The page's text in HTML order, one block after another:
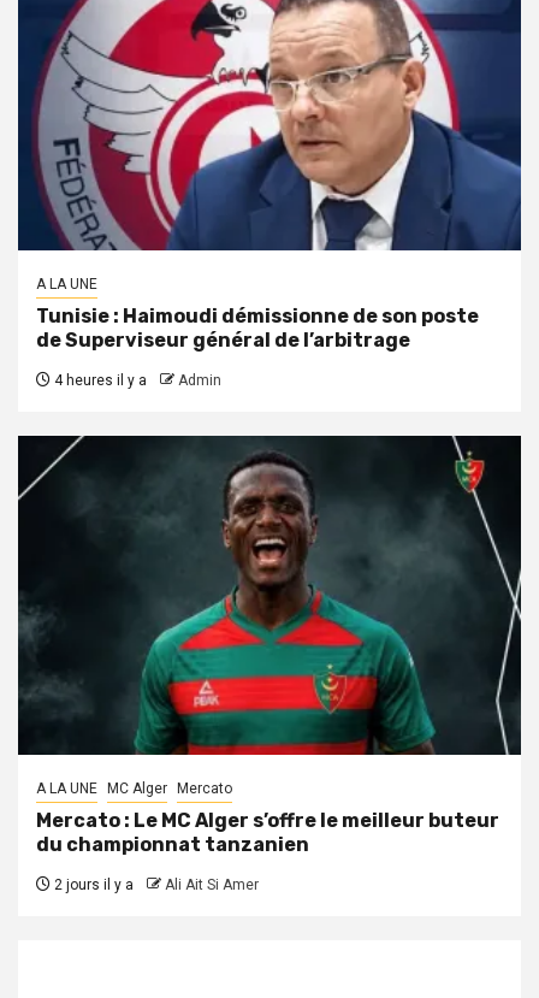
A LA UNE
Tunisie : Haimoudi démissionne de son poste
de Superviseur général de l’arbitrage
4 heures il y a Admin
A LA UNE MC Alger Mercato
Mercato : Le MC Alger s’offre le meilleur buteur
du championnat tanzanien
2 jours il y a Ali Ait Si Amer